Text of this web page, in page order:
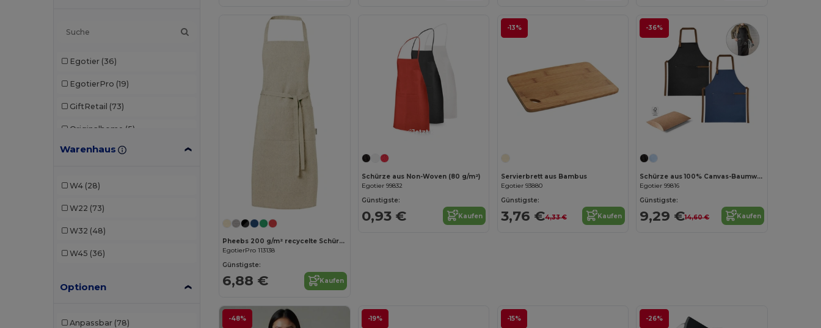
Egotier (36)
EgotierPro (19)
GiftRetail (73)
Originalhome (5)
Roly (1)
Warenhaus
W4 (28)
W22 (73)
W32 (48)
W45 (36)
Optionen
Anpassbar (78)
Pheebs 200 g/m² recycelte Schürze
EgotierPro 113138
Günstigste:
6,88 € Kaufen
Jetzt konfigurieren!
Schürze aus Non-Woven (80 g/m²)
Egotier 99832
Günstigste:
0,93 € Kaufen
-13%
Servierbrett aus Bambus
Egotier 93880
Günstigste:
3,76 €4,33 € Kaufen
-36%
Schürze aus 100% Canvas-Baumwolle (300 g/m²) mit Metalldetails
Egotier 99816
Günstigste:
9,29 €14,60 € Kaufen
-48% -19% -15% -26%